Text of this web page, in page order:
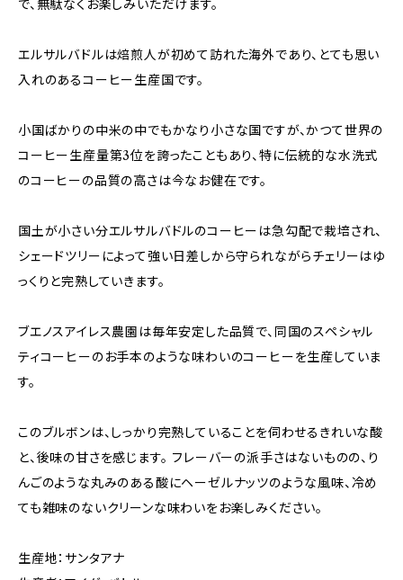
で、無駄なくお楽しみいただけます。
エルサルバドルは焙煎人が初めて訪れた海外であり、とても思い
入れのあるコーヒー生産国です。
小国ばかりの中米の中でもかなり小さな国ですが、かつて世界の
コーヒー生産量第3位を誇ったこともあり、特に伝統的な水洗式
のコーヒーの品質の高さは今なお健在です。
国土が小さい分エルサルバドルのコーヒーは急勾配で栽培され、
シェードツリーによって強い日差しから守られながらチェリーはゆ
っくりと完熟していきます。
ブエノスアイレス農園は毎年安定した品質で、同国のスペシャル
ティコーヒーのお手本のような味わいのコーヒーを生産していま
す。
このブルボンは、しっかり完熟していることを伺わせるきれいな酸
と、後味の甘さを感じます。 フレーバーの派手さはないものの、り
んごのような丸みのある酸にヘーゼルナッツのような風味、冷め
ても雑味のないクリーンな味わいをお楽しみください。
生産地：サンタアナ